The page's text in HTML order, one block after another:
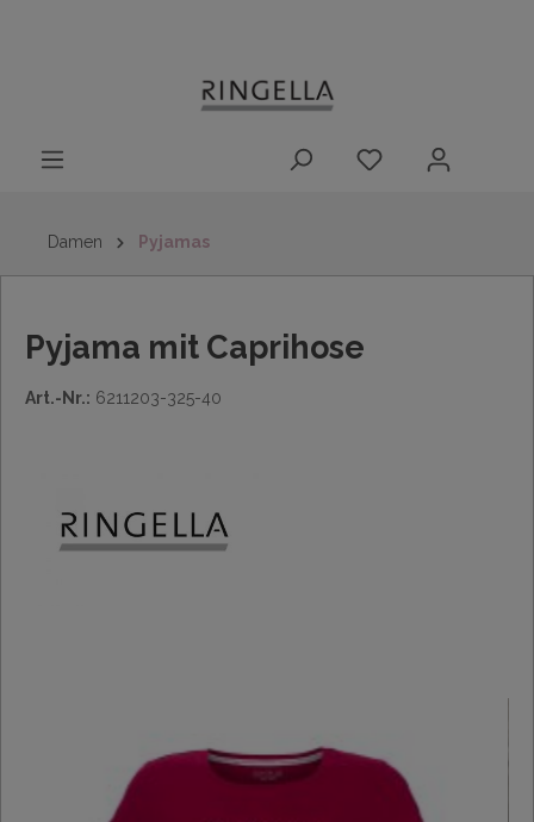
Damen Pyjamas
Pyjama mit Caprihose
Art.-Nr.: 6211203-325-40